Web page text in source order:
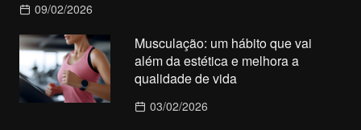
09/02/2026
Musculação: um hábito que vai
além da estética e melhora a
qualidade de vida
03/02/2026